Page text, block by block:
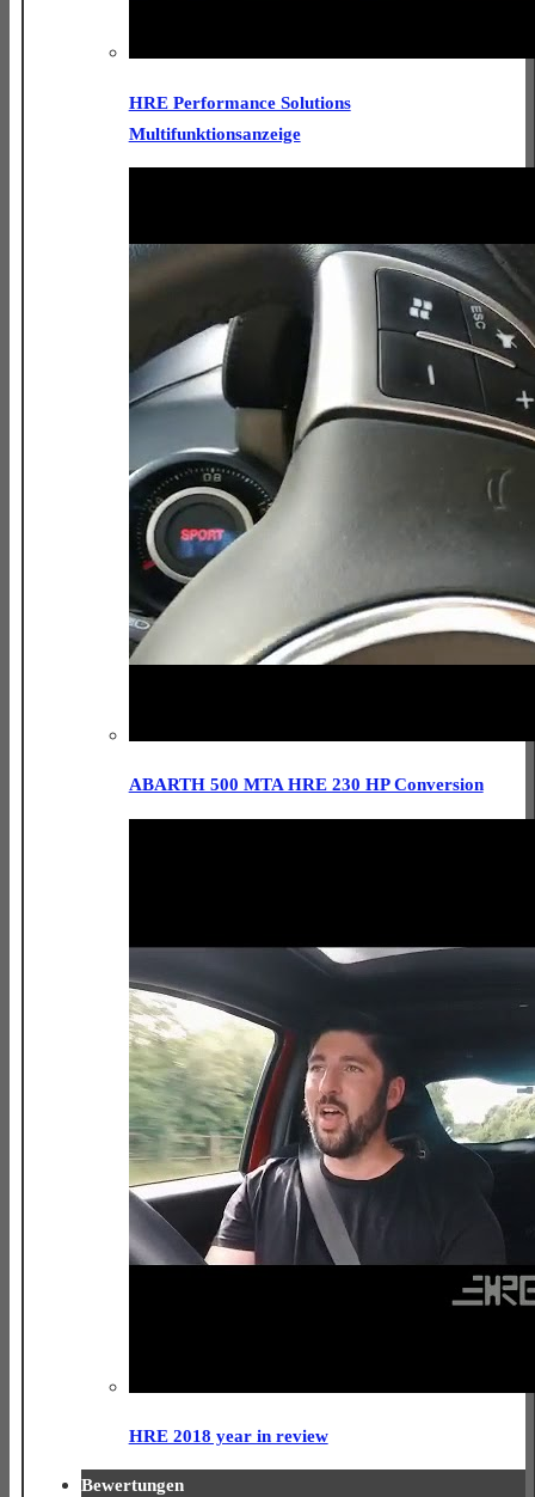
HRE Performance Solutions
Multifunktionsanzeige
ABARTH 500 MTA HRE 230 HP Conversion
HRE 2018 year in review
Bewertungen